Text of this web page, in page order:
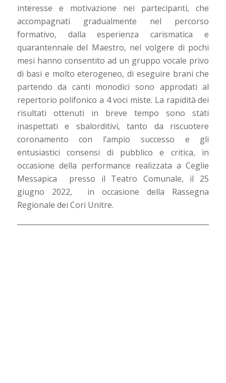
interesse e motivazione nei partecipanti, che
accompagnati gradualmente nel percorso
formativo, dalla esperienza carismatica e
quarantennale del Maestro, nel volgere di pochi
mesi hanno consentito ad un gruppo vocale privo
di basi e molto eterogeneo, di eseguire brani che
partendo da canti monodici sono approdati al
repertorio polifonico a 4 voci miste. La rapidità dei
risultati ottenuti in breve tempo sono stati
inaspettati e sbalorditivi, tanto da riscuotere
coronamento con l’ampio successo e gli
entusiastici consensi di pubblico e critica, in
occasione della performance realizzata a Ceglie
Messapica presso il Teatro Comunale, il 25
giugno 2022, in occasione della Rassegna
Regionale dei Cori Unitre.